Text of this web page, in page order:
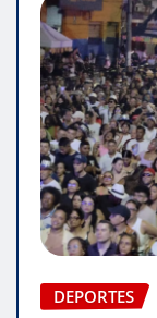
DEPORTES